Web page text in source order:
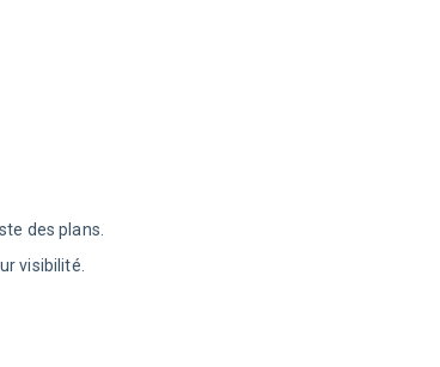
des plans.
visibilité.